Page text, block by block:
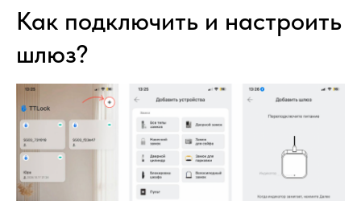
Как подключить и настроить
шлюз?